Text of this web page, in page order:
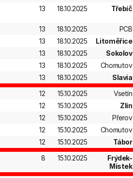
13
18.10.2025 Třebíč
13 18.10.2025 PCB
13
18.10.2025 Litoměřice
13
18.10.2025 Sokolov
13
18.10.2025 Chomutov
13
18.10.2025 Slavia
12
15.10.2025 Vsetín
12
15.10.2025 Zlín
12
15.10.2025 Přerov
12
15.10.2025 Chomutov
12
15.10.2025 Tábor
8
15.10.2025
Frýdek-
Místek